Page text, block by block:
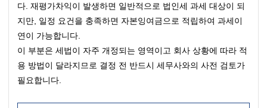
다. 재평가차익이 발생하면 일반적으로 법인세 과세 대상이 되
지만, 일정 요건을 충족하면 자본잉여금으로 적립하여 과세이
연이 가능합니다.
이 부분은 세법이 자주 개정되는 영역이고 회사 상황에 따라 적
용 방법이 달라지므로 결정 전 반드시 세무사와의 사전 검토가
필요합니다.